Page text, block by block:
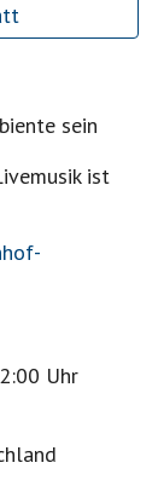
sein
ist
Uhr